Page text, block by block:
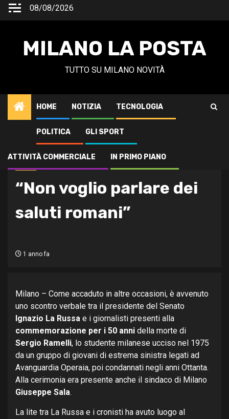
Vai
08/08/2026
MILANO LA POSTA
TUTTO SU MILANO NOVITÀ
HOME NOTIZIA TECNOLOGIA
POLITICA GLI SPORT
ATTIVITÀ COMMERCIALE IN PRIMO PIANO
Politica “Non voglio parlare dei saluti romani”
“Non voglio parlare dei
saluti romani”
1 anno fa
Milano – Come accaduto in altre occasioni, è avvenuto
uno scontro verbale tra il presidente del Senato
Ignazio La Russa e i giornalisti presenti alla
commemorazione per i 50 anni della morte di
Sergio Ramelli, lo studente milanese ucciso nel 1975
da un gruppo di giovani di estrema sinistra legati ad
Avanguardia Operaia, poi condannati negli anni Ottanta.
Alla cerimonia era presente anche il sindaco di Milano
Giuseppe Sala.
La lite tra La Russa e i cronisti ha avuto luogo al